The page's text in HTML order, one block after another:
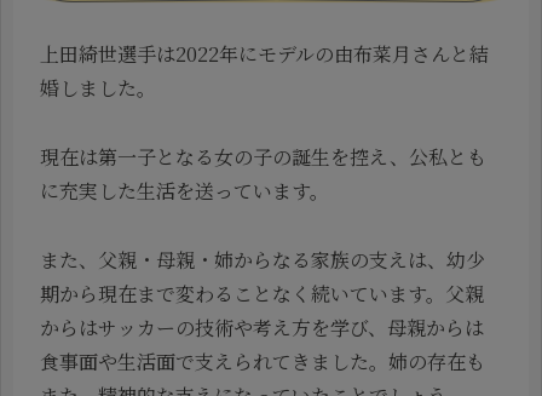
上田綺世選手は2022年にモデルの由布菜月さんと結
婚しました。
現在は第一子となる女の子の誕生を控え、公私とも
に充実した生活を送っています。
また、父親・母親・姉からなる家族の支えは、幼少
期から現在まで変わることなく続いています。父親
からはサッカーの技術や考え方を学び、母親からは
食事面や生活面で支えられてきました。姉の存在も